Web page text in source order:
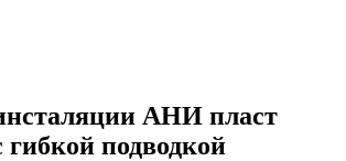
АНИ пласт
гибкой подводкой